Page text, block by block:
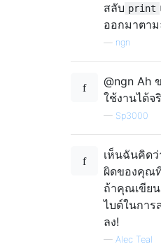
สลับ print
ออกมาตา
ngn
@ngn Ah
ใช้งานได้จ
— Sp3000
เห็นฉันคิด
ผิดของคุณ
ถ้าคุณเขีย
ไบต์ในกา
ลง!
— Alec Teal